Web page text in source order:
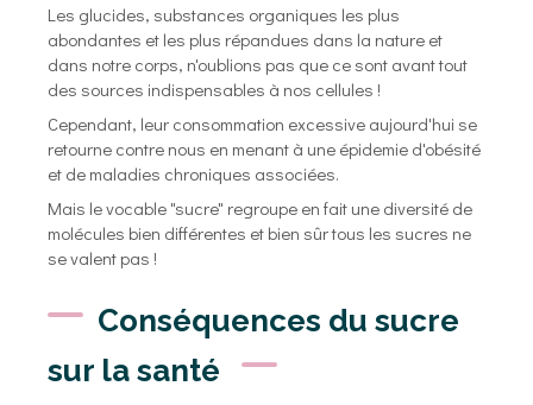
Les glucides, substances organiques les plus
abondantes et les plus répandues dans la nature et
dans notre corps, n'oublions pas que ce sont avant tout
des sources indispensables à nos cellules !
Cependant, leur consommation excessive aujourd'hui se
retourne contre nous en menant à une épidemie d'obésité
et de maladies chroniques associées.
Mais le vocable "sucre" regroupe en fait une diversité de
molécules bien différentes et bien sûr tous les sucres ne
se valent pas !
Conséquences du sucre
sur la santé